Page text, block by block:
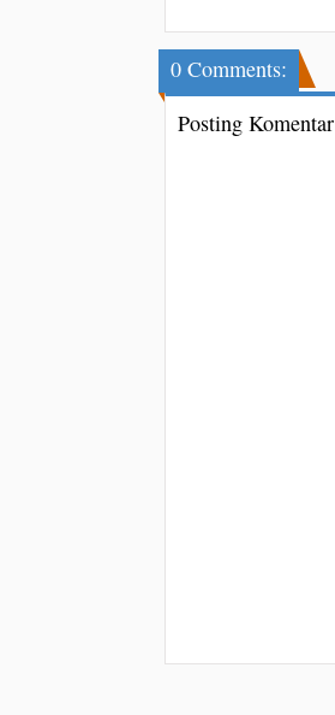
0 Comments:
Posting Komentar